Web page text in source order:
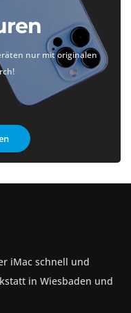
nur mit originalen
iMac schnell und
in Wiesbaden und